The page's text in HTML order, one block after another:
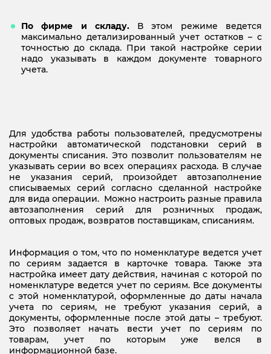
По фирме и складу.В этом режиме ведется
максимально детализированный учет остатков – с
точностью до склада. При такой настройке серии
надо указывать в каждом документе товарного
учета.
Для удобства работы пользователей, предусмотрены
настройки автоматической подстановки серий в
документы списания. Это позволит пользователям не
указывать серии во всех операциях расхода. В случае
не указания серий, произойдет автозаполнение
списываемых серий согласно сделанной настройке
для вида операции. Можно настроить разные правила
автозаполнения серий для розничных продаж,
оптовых продаж, возвратов поставщикам, списаниям.
Информация о том, что по номенклатуре ведется учет
по сериям задается в карточке товара. Также эта
настройка имеет дату действия, начиная с которой по
номенклатуре ведется учет по сериям. Все документы
с этой номенклатурой, оформленные до даты начала
учета по сериям, не требуют указания серий, а
документы, оформленные после этой даты – требуют.
Это позволяет начать вести учет по сериям по
товарам, учет по которым уже велся в
информационной базе.